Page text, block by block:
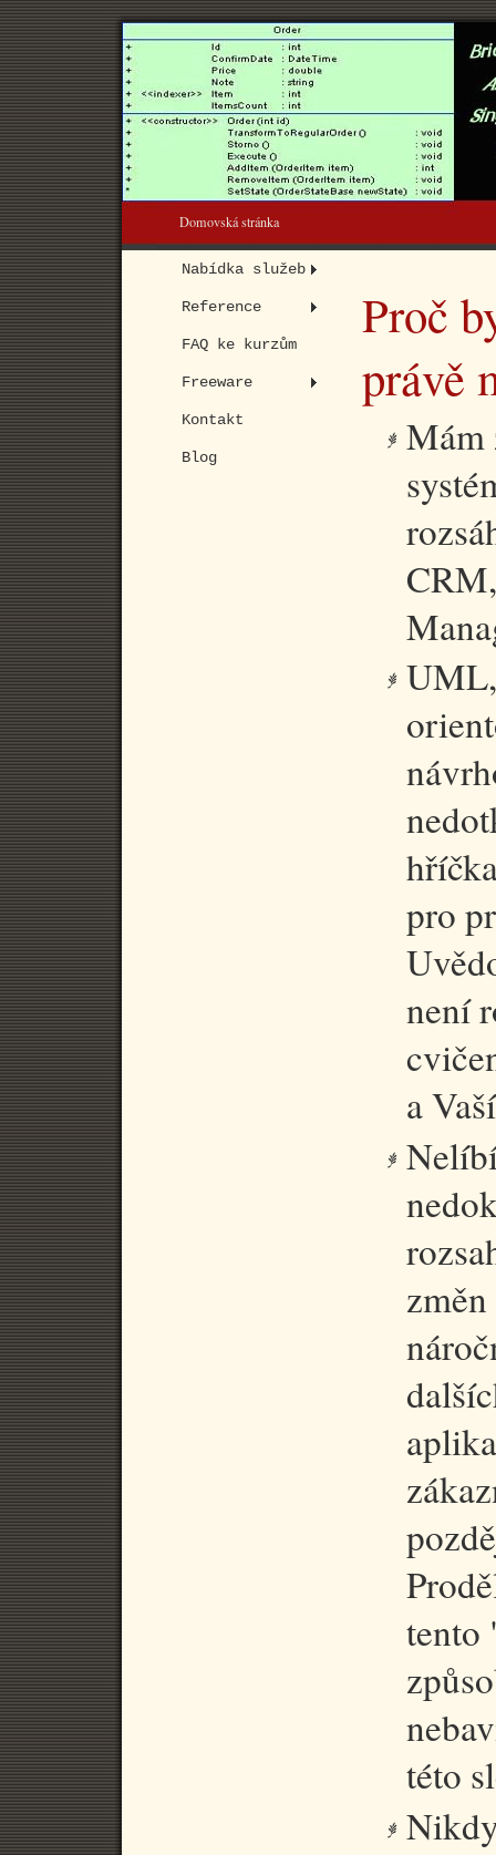
Domovská stránka
Proč
právě
Mám
pro
není
a
tento
této
Nabídka služeb
Reference
FAQ ke kurzům
Freeware
Kontakt
Blog